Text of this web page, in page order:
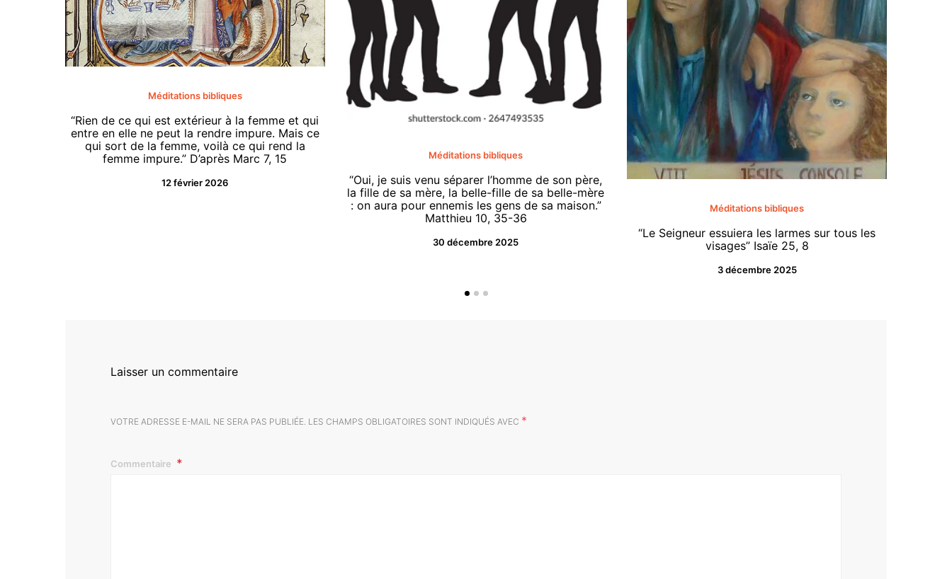
Méditations bibliques
“Rien de ce qui est extérieur à la femme et qui
entre en elle ne peut la rendre impure. Mais ce
qui sort de la femme, voilà ce qui rend la
femme impure.” D’après Marc 7, 15
12 février 2026
Méditations bibliques
“Oui, je suis venu séparer l’homme de son père,
la fille de sa mère, la belle-fille de sa belle-mère
: on aura pour ennemis les gens de sa maison.”
Matthieu 10, 35-36
30 décembre 2025
Méditations bibliques
“Le Seigneur essuiera les larmes sur tous les
visages” Isaïe 25, 8
3 décembre 2025
Laisser un commentaire
VOTRE ADRESSE E-MAIL NE SERA PAS PUBLIÉE. LES CHAMPS OBLIGATOIRES SONT INDIQUÉS AVEC *
Commentaire